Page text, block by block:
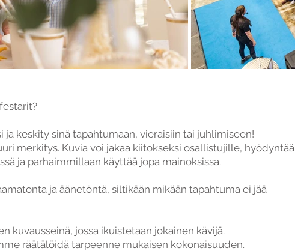
keskity sinä tapahtumaan, vieraisiin tai juhlimiseen!
merkitys. Kuvia voi jakaa kiitokseksi osallistujille, hyödyntää
ja parhaimmillaan käyttää jopa mainoksissa.
ja äänetöntä, siltikään mikään tapahtuma ei jää
kuvausseinä, jossa ikuistetaan jokainen kävijä.
räätälöidä tarpeenne mukaisen kokonaisuuden.